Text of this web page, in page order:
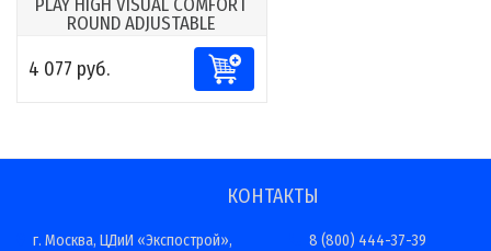
PLAY HIGH VISUAL COMFORT
ROUND ADJUSTABLE
4 077 руб.
КОНТАКТЫ
г. Москва, ЦДиИ «Экспострой»,
8 (800) 444-37-39